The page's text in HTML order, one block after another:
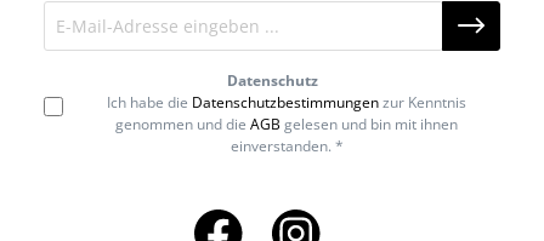
Datenschutz
Ich habe die Datenschutzbestimmungenzur Kenntnis
genommen und die AGB gelesen und bin mit ihnen
einverstanden. *